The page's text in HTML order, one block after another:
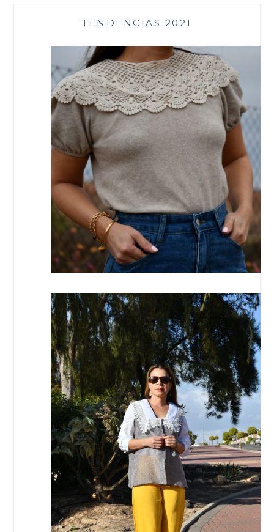
TENDENCIAS 2021